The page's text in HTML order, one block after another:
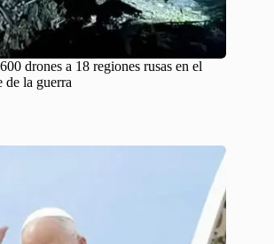
drones a 18 regiones rusas en el
de la guerra